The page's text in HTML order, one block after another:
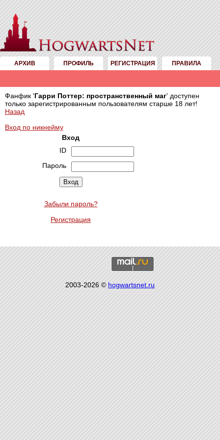
АРХИВ ПРОФИЛЬ РЕГИСТРАЦИЯ ПРАВИЛА
Фанфик 'Гарри Поттер: пространственный маг' доступен
только зарегистрированным пользователям старше 18 лет!
Назад
Вход по никнейму
Вход
ID
Пароль
Забыли пароль?
Регистрация
2003-2026 ©hogwartsnet.ru